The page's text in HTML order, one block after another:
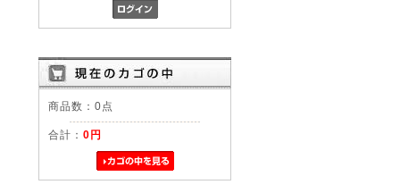
商品数：0点
合計： 0円